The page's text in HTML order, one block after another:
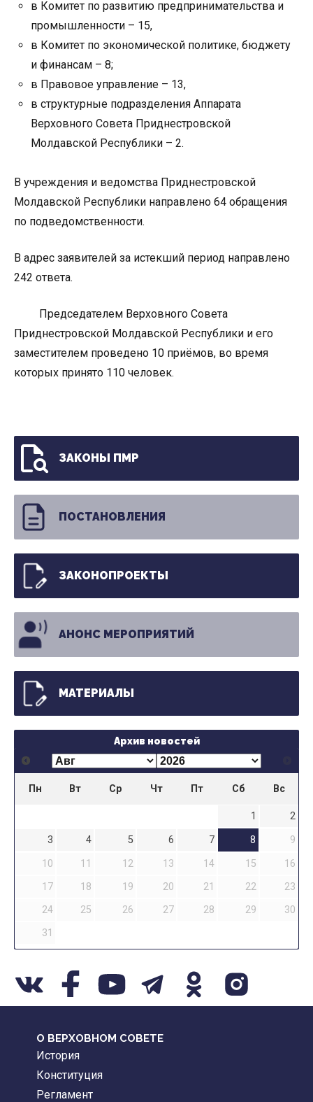
в Комитет по развитию предпринимательства и
промышленности – 15,
в Комитет по экономической политике, бюджету
и финансам – 8;
в Правовое управление – 13,
в структурные подразделения Аппарата
Верховного Совета Приднестровской
Молдавской Республики – 2.
В учреждения и ведомства Приднестровской
Молдавской Республики направлено 64 обращения
по подведомственности.
В адрес заявителей за истекший период направлено
242 ответа.
Председателем Верховного Совета
Приднестровской Молдавской Республики и его
заместителем проведено 10 приёмов, во время
которых принято 110 человек.
ЗАКОНЫ ПМР
ПОСТАНОВЛЕНИЯ
ЗАКОНОПРОЕКТЫ
АНОНС МЕРОПРИЯТИЙ
МАТЕРИАЛЫ
Архив новостей
Пн Вт Ср Чт Пт Сб Вс
1
2
3
4 5 6 7 8
9
10
11 12 13 14 15
16
17
18 19 20 21 22
23
24
25 26 27 28 29
30
31
О ВЕРХОВНОМ СОВЕТЕ
История
Конституция
Регламент